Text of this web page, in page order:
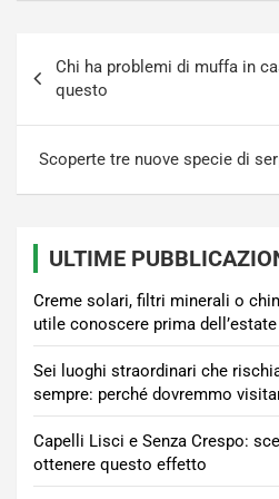
articoli
Chi ha problemi di muffa in
questo
Scoperte tre nuove specie di
ULTIME
Creme solari, filtri minerali o
utile conoscere prima dell’estate
Sei luoghi straordinari che
sempre: perché dovremmo
Capelli Lisci e Senza Crespo:
ottenere questo effetto